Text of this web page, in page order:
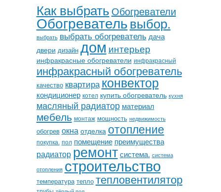
Как выбрать Обогреватели
Обогревательвыбор.
выбрать выбрать обогреватель дача
двери дизайн дом интерьер
инфракрасные обогреватели инфракрасный
инфракрасный обогреватель
качество квартираконвектор
кондиционер котел купить обогреватель кухня
масляный радиатор материал
мебель монтаж мощность недвижимость
обогрев окна отделка отопление
покупка. пол помещение преимущества
радиатор ремонт система. система
отопления строительство
температура тепло тепловентилятор